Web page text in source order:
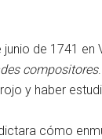
de 1741
compositores
y haber
cómo